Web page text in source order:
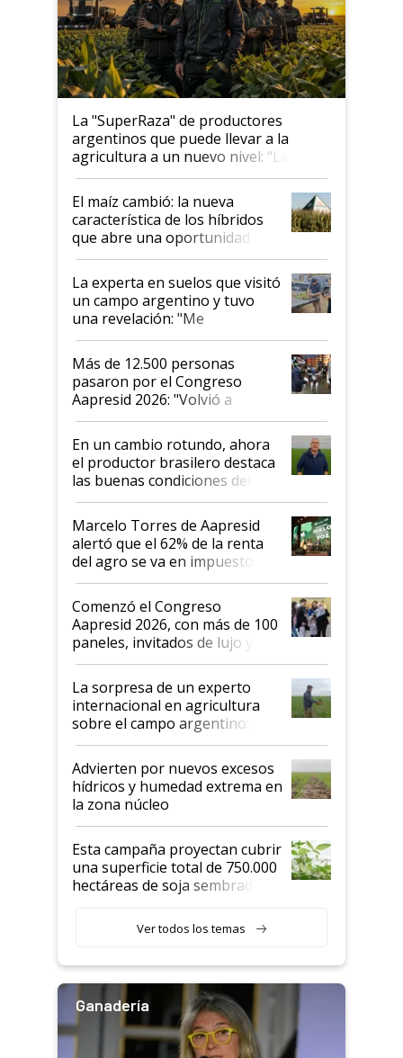
La "SuperRaza" de productores
argentinos que puede llevar a la
agricultura a un nuevo nivel: "Las
posibilidades de crecimiento son
infinitas"
El maíz cambió: la nueva
característica de los híbridos
que abre una oportunidad en
el lote
La experta en suelos que visitó
un campo argentino y tuvo
una revelación: "Me
impresionó mucho"
Más de 12.500 personas
pasaron por el Congreso
Aapresid 2026: "Volvió a
demostrar que hablar del
suelo es hablar de todo el
sistema productivo"
En un cambio rotundo, ahora
el productor brasilero destaca
las buenas condiciones del
agro argentino para invertir:
"Los veo más motivados"
Marcelo Torres de Aapresid
alertó que el 62% de la renta
del agro se va en impuestos:
"No es bueno que en
Argentina se sigan discutiendo
las mismas cosas de hace 50
años"
Comenzó el Congreso
Aapresid 2026, con más de 100
paneles, invitados de lujo y
todas las tendencias
La sorpresa de un experto
internacional en agricultura
sobre el campo argentino:
"Estoy muy impresionado"
Advierten por nuevos excesos
hídricos y humedad extrema en
la zona núcleo
Esta campaña proyectan cubrir
una superficie total de 750.000
hectáreas de soja sembradas
variedades que marcan un
salto tecnológico en genética y
Ver todos los temas
Ganadería